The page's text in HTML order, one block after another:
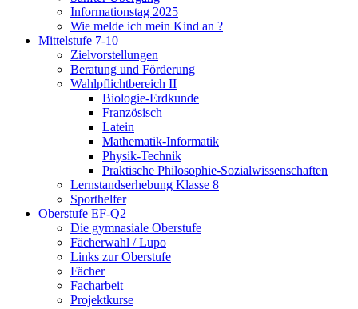
Informationstag 2025
Wie melde ich mein Kind an ?
Mittelstufe 7-10
Zielvorstellungen
Beratung und Förderung
Wahlpflichtbereich II
Biologie-Erdkunde
Französisch
Latein
Mathematik-Informatik
Physik-Technik
Praktische Philosophie-Sozialwissenschaften
Lernstandserhebung Klasse 8
Sporthelfer
Oberstufe EF-Q2
Die gymnasiale Oberstufe
Fächerwahl / Lupo
Links zur Oberstufe
Fächer
Facharbeit
Projektkurse